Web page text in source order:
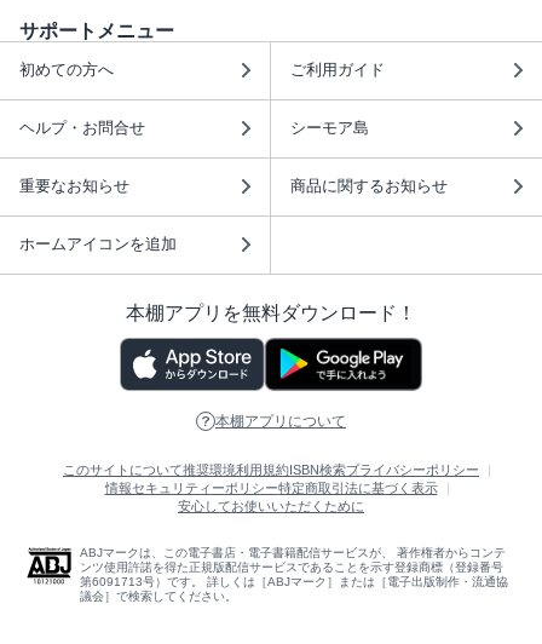
サポートメニュー
初めての方へ ご利用ガイド
ヘルプ・お問合せ シーモア島
重要なお知らせ 商品に関するお知らせ
ホームアイコンを追加
本棚アプリを無料ダウンロード！
本棚アプリについて
このサイトについて推奨環境利用規約ISBN検索プライバシーポリシー
情報セキュリティーポリシー特定商取引法に基づく表示
安心してお使いいただくために
ABJマークは、この電子書店・電子書籍配信サービスが、 著作権者からコンテ
ンツ使用許諾を得た正規版配信サービスであることを示す登録商標（登録番号
第6091713号）です。 詳しくは［ABJマーク］または［電子出版制作・流通協
議会］で検索してください。